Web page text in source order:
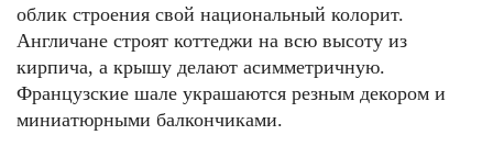
облик строения свой национальный колорит.
Англичане строят коттеджи на всю высоту из
кирпича, а крышу делают асимметричную.
Французские шале украшаются резным декором и
миниатюрными балкончиками.